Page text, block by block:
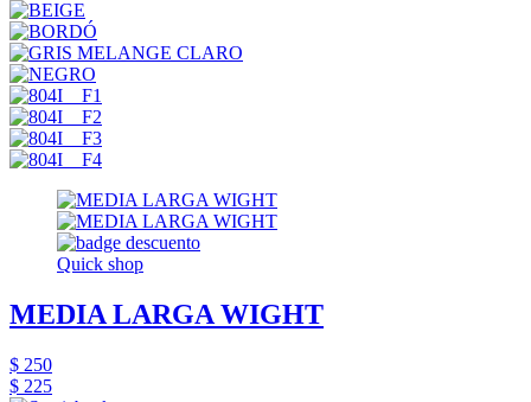
Quick shop
MEDIA LARGA WIGHT
$ 250
$ 225